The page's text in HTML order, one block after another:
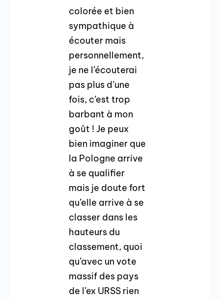
colorée et bien
sympathique à
écouter mais
personnellement,
je ne l’écouterai
pas plus d’une
fois, c’est trop
barbant à mon
goût ! Je peux
bien imaginer que
la Pologne arrive
à se qualifier
mais je doute fort
qu’elle arrive à se
classer dans les
hauteurs du
classement, quoi
qu’avec un vote
massif des pays
de l’ex URSS rien